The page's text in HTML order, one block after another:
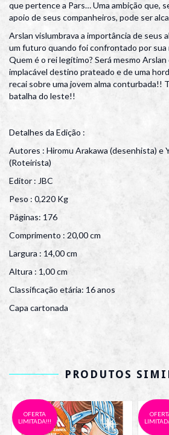
que pertence a Pars… Uma ambição que,
apoio de seus companheiros, pode ser
Arslan vislumbrava a importância de seus
um futuro quando foi confrontado por sua
Quem é o rei legítimo? Será mesmo
implacável destino prateado e de uma
recai sobre uma jovem alma conturbada!!
batalha do leste!!
Detalhes da Edição :
Autores : Hiromu Arakawa (desenhista) e
(Roteirista)
Editor : JBC
Peso : 0,220 Kg
Páginas: 176
Comprimento : 20,00 cm
Largura : 14,00 cm
Altura : 1,00 cm
Classificação etária: 16 anos
Capa cartonada
PRODUTOS
OFERTA
LIMITADA!!!